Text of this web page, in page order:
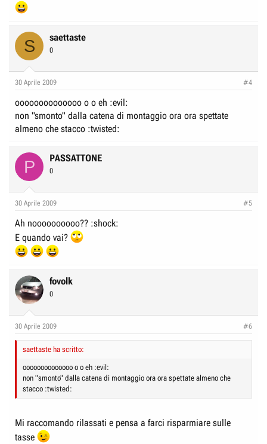
S saettaste
0
30 Aprile 2009 #4
oooooooooooooo o o eh :evil:
non "smonto" dalla catena di montaggio ora ora spettate
almeno che stacco :twisted:
P PASSATTONE
0
30 Aprile 2009 #5
Ah noooooooooo?? :shock:
E quando vai?
fovolk
0
30 Aprile 2009 #6
saettaste ha scritto:
oooooooooooooo o o eh :evil:
non "smonto" dalla catena di montaggio ora ora spettate almeno che
stacco :twisted:
Mi raccomando rilassati e pensa a farci risparmiare sulle
tasse